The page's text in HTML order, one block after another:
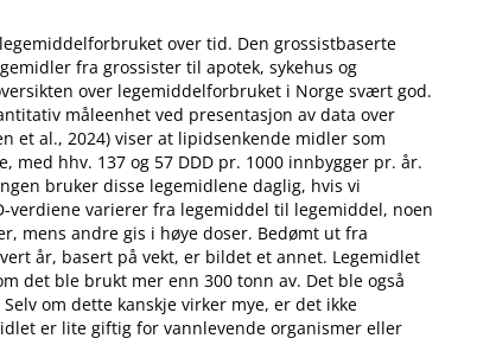
over tid. Den grossistbaserte
fra grossister til apotek, sykehus og
over legemiddelforbruket i Norge svært god.
måleenhet ved presentasjon av data over
et al., 2024) viser at lipidsenkende midler som
med hhv. 137 og 57 DDD pr. 1000 innbygger pr. år.
bruker disse legemidlene daglig, hvis vi
verdiene varierer fra legemiddel til legemiddel, noen
mens andre gis i høye doser. Bedømt ut fra
år, basert på vekt, er bildet et annet. Legemidlet
det ble brukt mer enn 300 tonn av. Det ble også
om dette kanskje virker mye, er det ikke
er lite giftig for vannlevende organismer eller